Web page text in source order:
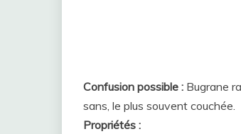
Confusion possible : Bugrane
sans, le plus souvent couchée.
Propriétés :